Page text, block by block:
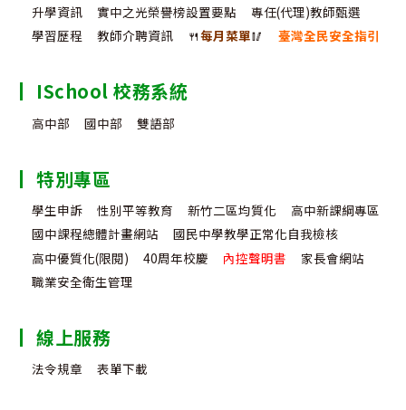
升學資訊
實中之光榮譽榜設置要點
專任(代理)教師甄選
學習歷程
教師介聘資訊 🍴每月菜單🥢 臺灣全民安全指引
ISchool 校務系統
高中部 國中部 雙語部
特別專區
學生申訴 性別平等教育 新竹二區均質化
高中新課綱專區
國中課程總體計畫網站
國民中學教學正常化自我檢核
高中優質化(限閱)
40周年校慶 內控聲明書
家長會網站
職業安全衛生管理
線上服務
法令規章 表單下載